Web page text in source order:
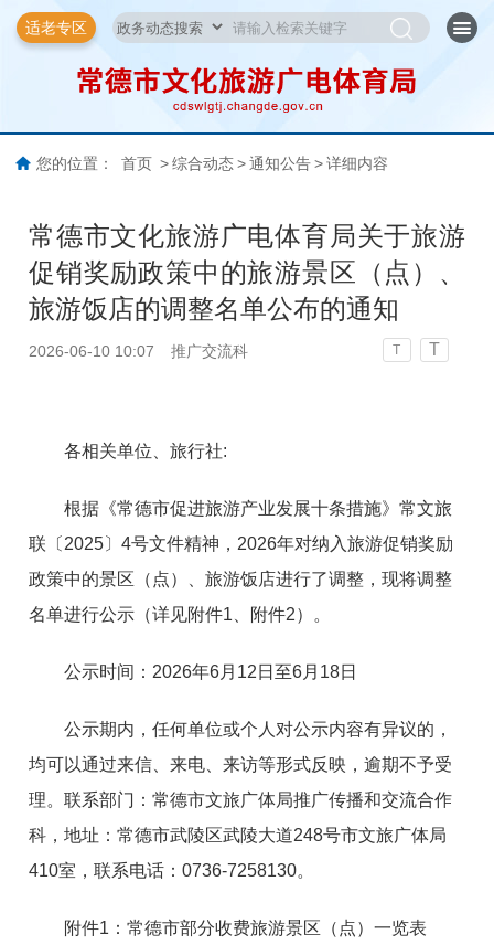
适老专区
您的位置： 首页 > 综合动态 > 通知公告 > 详细内容
常德市文化旅游广电体育局关于旅游
促销奖励政策中的旅游景区（点）、
旅游饭店的调整名单公布的通知
2026-06-10 10:07 推广交流科 T T
各相关单位、旅行社:
根据《常德市促进旅游产业发展十条措施》常文旅
联〔2025〕4号文件精神，2026年对纳入旅游促销奖励
政策中的景区（点）、旅游饭店进行了调整，现将调整
名单进行公示（详见附件1、附件2）。
公示时间：2026年6月12日至6月18日
公示期内，任何单位或个人对公示内容有异议的，
均可以通过来信、来电、来访等形式反映，逾期不予受
理。联系部门：常德市文旅广体局推广传播和交流合作
科，地址：常德市武陵区武陵大道248号市文旅广体局
410室，联系电话：0736-7258130。
附件1：常德市部分收费旅游景区（点）一览表